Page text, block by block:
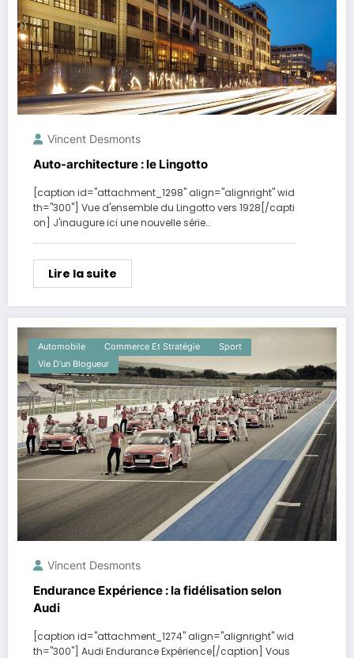
Vincent Desmonts
Auto-architecture : le Lingotto
[caption id="attachment_1298" align="alignright" wid
th="300"] Vue d'ensemble du Lingotto vers 1928[/capti
on] J'inaugure ici une nouvelle série…
Lire la suite
Automobile Commerce Et Stratégie
Sport
Vie D'un Blogueur
Vincent Desmonts
Endurance Expérience : la fidélisation selon
Audi
[caption id="attachment_1274" align="alignright" wid
th="300"] Audi Endurance Expérience[/caption] Vous